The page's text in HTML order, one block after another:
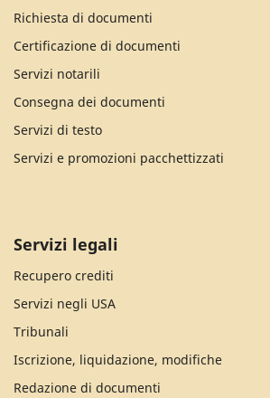
Richiesta di documenti
Certificazione di documenti
Servizi notarili
Consegna dei documenti
Servizi di testo
Servizi e promozioni pacchettizzati
Servizi legali
Recupero crediti
Servizi negli USA
Tribunali
Iscrizione, liquidazione, modifiche
Redazione di documenti